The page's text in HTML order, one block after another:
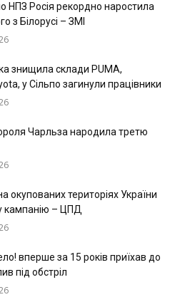
НПЗ Росія рекордно наростила
з Білорусі – ЗМІ
знищила склади PUMA,
у Сільпо загинули працівники
Чарльза народила третю
окупованих територіях України
кампанію – ЦПД
вперше за 15 років приїхав до
під обстріл